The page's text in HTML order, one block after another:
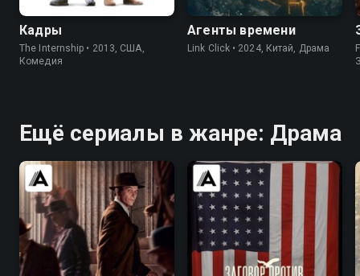
Кадры
The Internship • 2013, США,
Комедия
Агенты времени
Link Click • 2024, Китай, Драма
Ещё сериалы в жанре: Драма